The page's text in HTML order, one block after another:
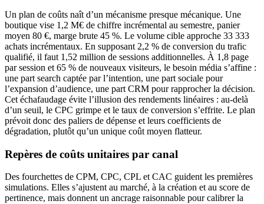
Un plan de coûts naît d’un mécanisme presque mécanique. Une
boutique vise 1,2 M€ de chiffre incrémental au semestre, panier
moyen 80 €, marge brute 45 %. Le volume cible approche 33 333
achats incrémentaux. En supposant 2,2 % de conversion du trafic
qualifié, il faut 1,52 million de sessions additionnelles. À 1,8 page
par session et 65 % de nouveaux visiteurs, le besoin média s’affine :
une part search captée par l’intention, une part sociale pour
l’expansion d’audience, une part CRM pour rapprocher la décision.
Cet échafaudage évite l’illusion des rendements linéaires : au-delà
d’un seuil, le CPC grimpe et le taux de conversion s’effrite. Le plan
prévoit donc des paliers de dépense et leurs coefficients de
dégradation, plutôt qu’un unique coût moyen flatteur.
Repères de coûts unitaires par canal
Des fourchettes de CPM, CPC, CPL et CAC guident les premières
simulations. Elles s’ajustent au marché, à la création et au score de
pertinence, mais donnent un ancrage raisonnable pour calibrer la